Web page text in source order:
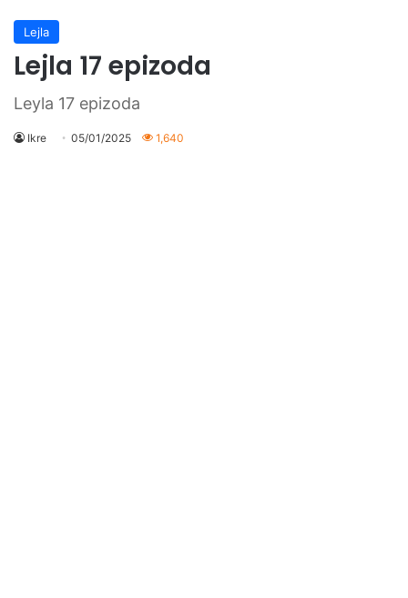
Lejla
Lejla 17 epizoda
Leyla 17 epizoda
Ikre 05/01/2025 1,640